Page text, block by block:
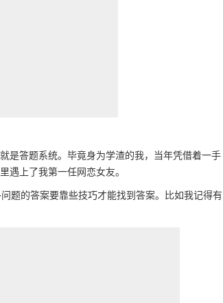
是答题系统。毕竟身为学渣的我，当年凭借着一手
遇上了我第一任网恋女友。
题的答案要靠些技巧才能找到答案。比如我记得有